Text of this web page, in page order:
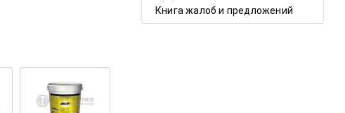
Книга жалоб и предложений